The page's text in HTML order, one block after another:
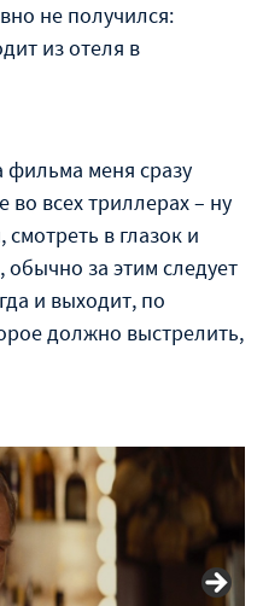
не получился:
из отеля в
фильма меня сразу
всех триллерах – ну
в глазок и
за этим следует
и выходит, по
должно выстрелить,